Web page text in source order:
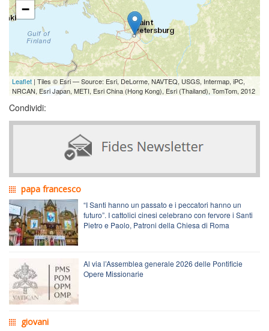
−
Leaflet | Tiles © Esri — Source: Esri, DeLorme, NAVTEQ, USGS, Intermap, iPC,
NRCAN, Esri Japan, METI, Esri China (Hong Kong), Esri (Thailand), TomTom, 2012
Condividi:
papa francesco
“I Santi hanno un passato e i peccatori hanno un
futuro”. I cattolici cinesi celebrano con fervore i Santi
Pietro e Paolo, Patroni della Chiesa di Roma
Al via l’Assemblea generale 2026 delle Pontificie
Opere Missionarie
giovani